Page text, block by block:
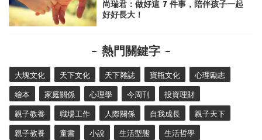
尚瑞君：做好這 7 件事，陪伴孩子一起
好好長大！
熱門關鍵字
大塊文化 天下文化 天下雜誌 寶瓶文化 心理勵志
繪本 家庭關係 心理學 今周刊 投資理財
親子教養 職場工作 人際關係 自我成長 親子天下
親子教養 童書 小說 生活型態 生活哲學